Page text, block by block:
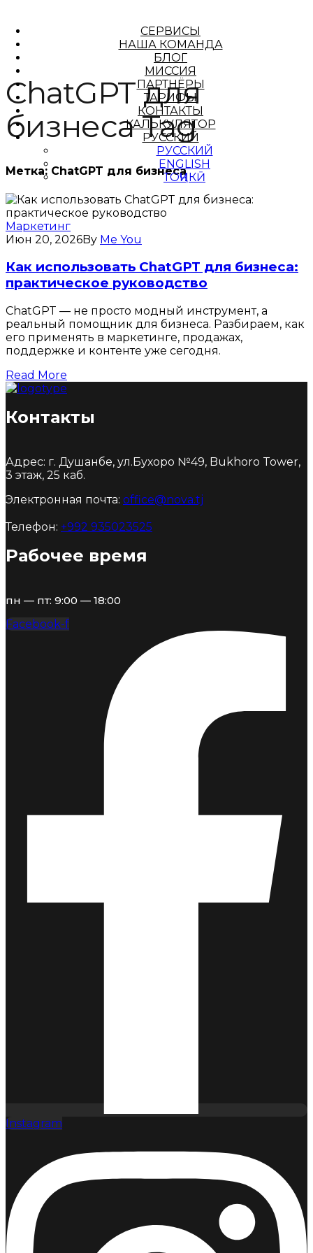
СЕРВИСЫ
НАША КОМАНДА
БЛОГ
МИССИЯ
ПАРТНЁРЫ
ТАРИФЫ
КОНТАКТЫ
КАЛЬКУЛЯТОР
РУССКИЙ
РУССКИЙ
ENGLISH
ТОҶИКӢ
ChatGPT для
бизнеса Tag
Метка: ChatGPT для бизнеса
Маркетинг
Июн 20, 2026By Me You
Как использовать ChatGPT для бизнеса:
практическое руководство
ChatGPT — не просто модный инструмент, а
реальный помощник для бизнеса. Разбираем, как
его применять в маркетинге, продажах,
поддержке и контенте уже сегодня.
Read More
Контакты
Адрес: г. Душанбе, ул.Бухоро №49, Bukhoro Tower,
3 этаж, 25 каб.
Электронная почта: office@nova.tj
Телефон: +992 935023525
Рабочее время
пн — пт: 9:00 — 18:00
Facebook-f
Instagram